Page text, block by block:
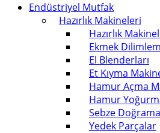
Endüstriyel Mutfak
Hazırlık Makineleri
Hazırlık
Ekmek
El Blenderları
Et Kıyma
Hamur Açma
Hamur
Sebze
Yedek Parçalar